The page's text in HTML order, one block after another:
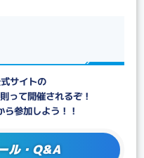
サイトの
って開催されるぞ！
参加しよう！！
ル・Q&A